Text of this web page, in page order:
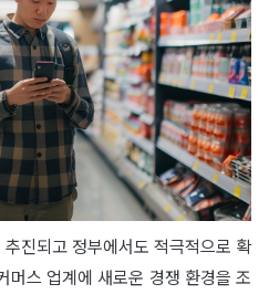
진되고 정부에서도 적극적으로 확
머스 업계에 새로운 경쟁 환경을 조